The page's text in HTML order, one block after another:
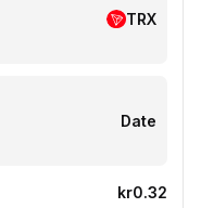
TRX
Date
kr0.32